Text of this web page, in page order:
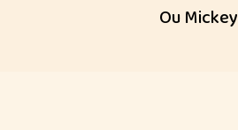
Ou Mickey